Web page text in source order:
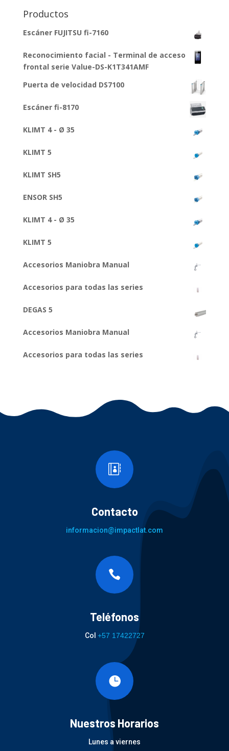
Productos
Escáner FUJITSU fi-7160
Reconocimiento facial - Terminal de acceso
frontal serie Value-DS-K1T341AMF
Puerta de velocidad DS7100
Escáner fi-8170
KLIMT 4 - Ø 35
KLIMT 5
KLIMT SH5
ENSOR SH5
KLIMT 4 - Ø 35
KLIMT 5
Accesorios Maniobra Manual
Accesorios para todas las series
DEGAS 5
Accesorios Maniobra Manual
Accesorios para todas las series

Contacto
informacion@impactlat.com

Teléfonos
Col +57 17422727

Nuestros Horarios
Lunes a viernes